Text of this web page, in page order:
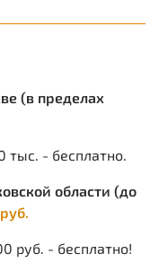
нитей
в процессе
– содержит
легкому удалению
поверхности;
(в пределах
- бесплатно.
области (до
руб. - бесплатно!